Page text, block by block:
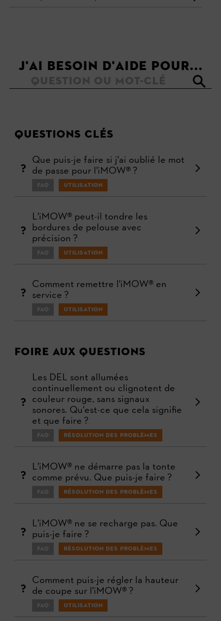
J'AI BESOIN D'AIDE POUR...
Questions clés
Que puis-je faire si j'ai oublié le mot
de passe pour l'iMOW® ?
FAQ Utilisation
L'iMOW® peut-il tondre les
bordures de pelouse avec
précision ?
FAQ Utilisation
Comment remettre l'iMOW® en
service ?
FAQ Utilisation
Foire aux questions
Les DEL sont allumées
continuellement ou clignotent de
couleur rouge, sans signaux
sonores. Qu'est-ce que cela signifie
et que faire ?
FAQ Résolution des problèmes
L'iMOW® ne démarre pas la tonte
comme prévu. Que puis-je faire ?
FAQ Résolution des problèmes
L'iMOW® ne se recharge pas. Que
puis-je faire ?
FAQ Résolution des problèmes
Comment puis-je régler la hauteur
de coupe sur l'iMOW® ?
FAQ Utilisation